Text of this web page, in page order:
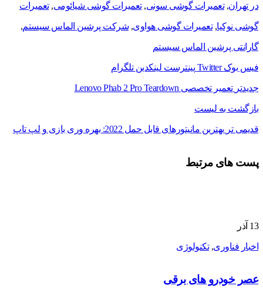
در تهران,تعمیرات گوشی سونی,تعمیرات گوشی شیائومی,تعمیرات
گوشی نوکیا,تعمیرات گوشی هواوی, شرکت پرشین الماس سیستم,
گارانتی پرشین الماس سیستم
فیس بوک Twitter پینترست لینکدین تلگرام
جدیدتر تعمیر تخصصی Lenovo Phab 2 Pro Teardown
بازگشت به لیست
قدیمی تر بهترین مانیتورهای قابل حمل 2022: بهره وری بازی و لپ تاپ
پست های مرتبط
13 آذر
اخبار فناوری,تکنولوژی
عصر خودرو های برقی